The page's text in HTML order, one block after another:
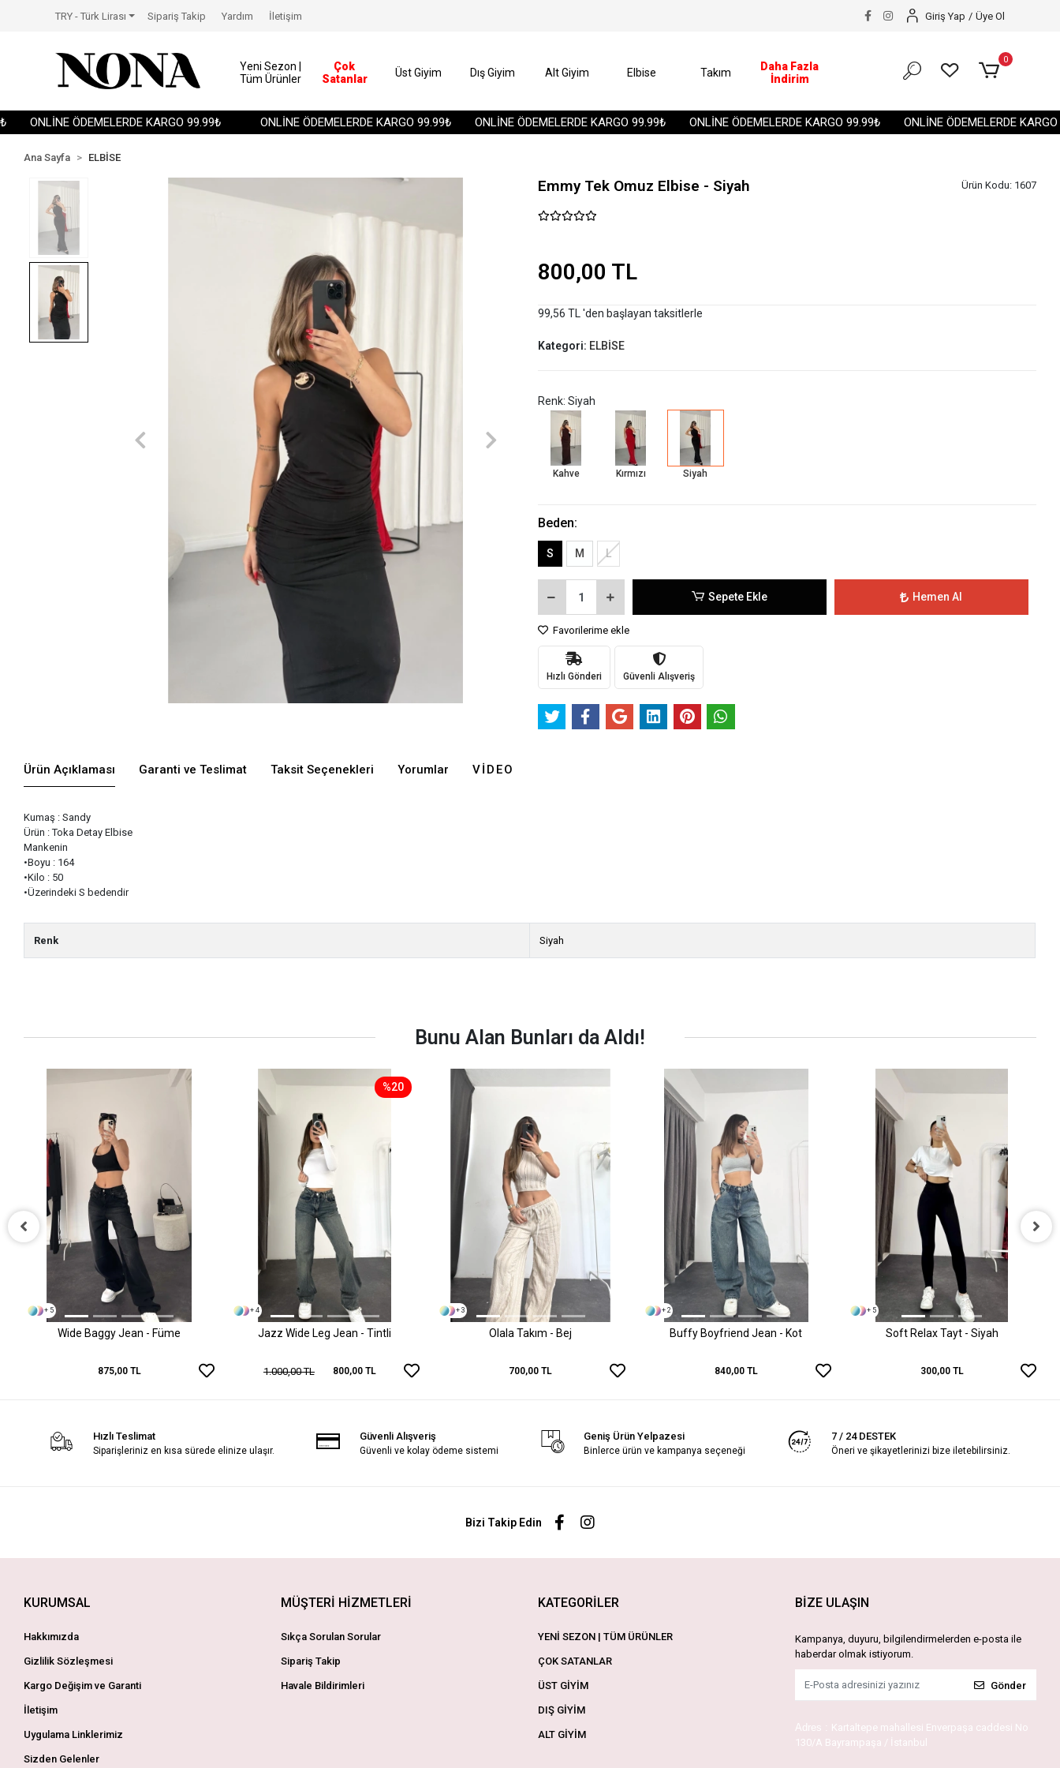
ONLİNE ÖDEMELERDE KARGO 99.99₺ ONLİNE ÖDEMELERDE KARGO 99.99₺ ONLİNE ÖDEMELERDE KARGO 99.99₺ ONLİNE ÖDEMELERDE KARGO 99.99₺ ONLİNE ÖDEMELERDE KARGO
TRY - Türk Lirası Sipariş Takip Yardım İletişim Giriş Yap / Üye Ol
Yeni Sezon |
Tüm Ürünler
Çok
Satanlar
Üst Giyim Dış Giyim Alt Giyim Elbise Takım
Daha Fazla
İndirim
0
Ana Sayfa ELBİSE
Emmy Tek Omuz Elbise - Siyah Ürün Kodu: 1607
800,00 TL
99,56 TL 'den başlayan taksitlerle
Kategori: ELBİSE
Renk: Siyah
Kahve Kırmızı Siyah
Beden:
S M L
Sepete Ekle Hemen Al
Favorilerime ekle
Hızlı Gönderi Güvenli Alışveriş
Ürün Açıklaması Garanti ve Teslimat Taksit Seçenekleri Yorumlar VIDEO
Kumaş : Sandy
Ürün : Toka Detay Elbise
Mankenin
•Boyu : 164
•Kilo : 50
•Üzerindeki S bedendir
Renk Siyah
Bunu Alan Bunları da Aldı!
+ 5
Wide Baggy Jean - Füme
875,00 TL
%20
+ 4
Jazz Wide Leg Jean - Tintli
1.000,00 TL 800,00 TL
+ 3
Olala Takım - Bej
700,00 TL
+ 2
Buffy Boyfriend Jean - Kot
840,00 TL
+ 5
Soft Relax Tayt - Siyah
300,00 TL
Hızlı Teslimat
Siparişleriniz en kısa sürede elinize ulaşır.
Güvenli Alışveriş
Güvenli ve kolay ödeme sistemi
Geniş Ürün Yelpazesi
Binlerce ürün ve kampanya seçeneği
7 / 24 DESTEK
Öneri ve şikayetlerinizi bize iletebilirsiniz.
Bizi Takip Edin
KURUMSAL
Hakkımızda
Gizlilik Sözleşmesi
Kargo Değişim ve Garanti
İletişim
Uygulama Linklerimiz
Sizden Gelenler
MÜŞTERİ HİZMETLERİ
Sıkça Sorulan Sorular
Sipariş Takip
Havale Bildirimleri
KATEGORİLER
YENİ SEZON | TÜM ÜRÜNLER
ÇOK SATANLAR
ÜST GİYİM
DIŞ GİYİM
ALT GİYİM
BİZE ULAŞIN
Kampanya, duyuru, bilgilendirmelerden e-posta ile
haberdar olmak istiyorum.
Gönder
Adres : Kartaltepe mahallesi Enverpaşa caddesi No
130/A Bayrampaşa / İstanbul